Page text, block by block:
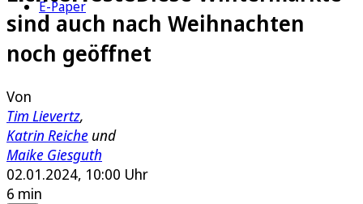
E-Paper
sind auch nach Weihnachten
noch geöffnet
Von
Tim Lievertz,
Katrin Reiche und
Maike Giesguth
02.01.2024, 10:00 Uhr
6 min